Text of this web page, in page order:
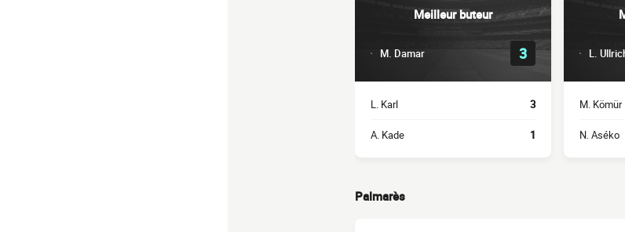
Meilleur buteur
M. Damar 3
L. Karl 3
A. Kade 1
L.
M. Kömür
N. Aséko
Palmarès